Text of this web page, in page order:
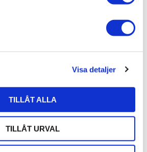
Visa detaljer
TILLÅT ALLA
TILLÅT URVAL